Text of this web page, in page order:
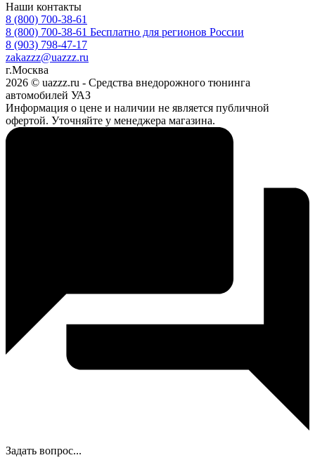
Наши контакты
8 (800) 700-38-61
8 (800) 700-38-61 Бесплатно для регионов России
8 (903) 798-47-17
zakazzz@uazzz.ru
г.Москва
2026 © uazzz.ru - Средства внедорожного тюнинга
автомобилей УАЗ
Информация о цене и наличии не является публичной
офертой. Уточняйте у менеджера магазина.
Задать вопрос...